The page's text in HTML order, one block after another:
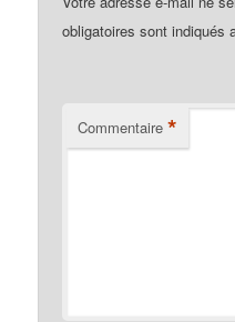
obligatoires sont indiqués
Commentaire *